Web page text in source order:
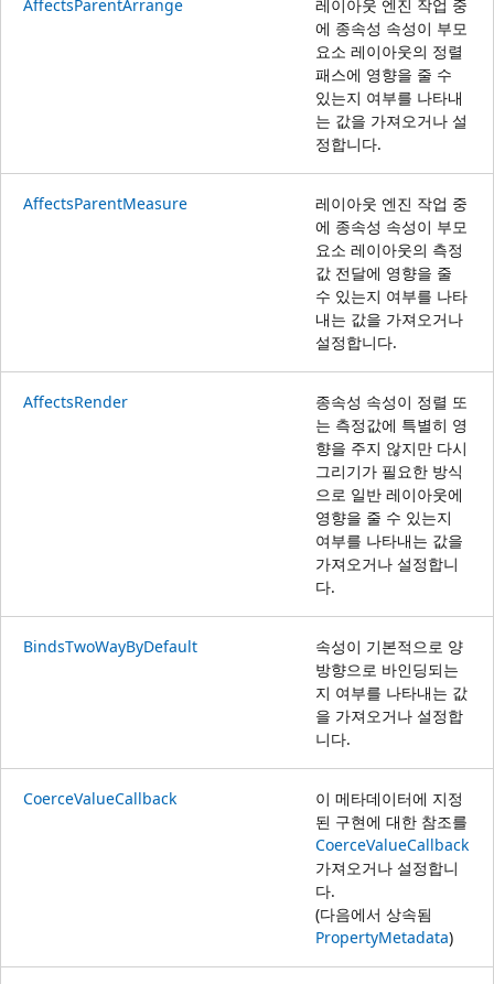
AffectsParentArrange
레이아웃 엔진 작업 중
에 종속성 속성이 부모
요소 레이아웃의 정렬
패스에 영향을 줄 수
있는지 여부를 나타내
는 값을 가져오거나 설
정합니다.
AffectsParentMeasure
레이아웃 엔진 작업 중
에 종속성 속성이 부모
요소 레이아웃의 측정
값 전달에 영향을 줄
수 있는지 여부를 나타
내는 값을 가져오거나
설정합니다.
AffectsRender
종속성 속성이 정렬 또
는 측정값에 특별히 영
향을 주지 않지만 다시
그리기가 필요한 방식
으로 일반 레이아웃에
영향을 줄 수 있는지
여부를 나타내는 값을
가져오거나 설정합니
다.
BindsTwoWayByDefault
속성이 기본적으로 양
방향으로 바인딩되는
지 여부를 나타내는 값
을 가져오거나 설정합
니다.
CoerceValueCallback
이 메타데이터에 지정
된 구현에 대한 참조를
CoerceValueCallback
가져오거나 설정합니
다.
(다음에서 상속됨
PropertyMetadata)